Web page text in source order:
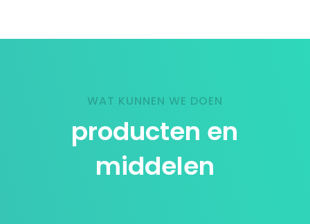
WAT KUNNEN WE DOEN
producten en
middelen